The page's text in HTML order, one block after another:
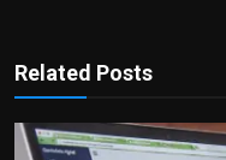
Related Posts